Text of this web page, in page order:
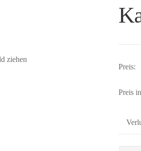
ziehen
Preis:
Preis